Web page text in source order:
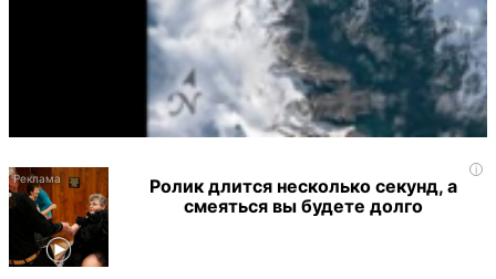
i
Ролик длится несколько секунд, а
смеяться вы будете долго